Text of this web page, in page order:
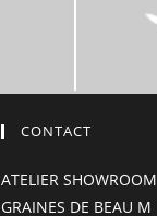
CONTACT
ATELIER SHOWROOM
GRAINES DE BEAU M